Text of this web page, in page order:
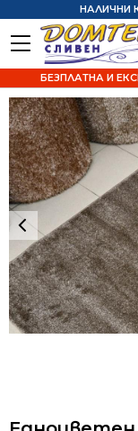
НАЛИЧНИ
БЕЗПЛАТНА И